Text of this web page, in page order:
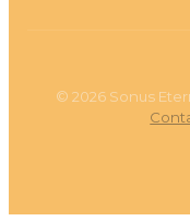
©2026 Sonus